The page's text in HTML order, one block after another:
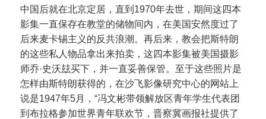
中国后就在北京定居，直到1970年去世，期间这四本
影集一直保存在教堂的储物间内，在美国安然度过了
后来麦卡锡主义的反共浪潮。再后来，教会把斯特朗
的这些私人物品拿出来拍卖，这四本影集被美国摄影
师乔·史沃玆买下，并一直妥善保管。至于这些照片是
怎样由斯特朗获得的，在沙飞影像研究中心的网站上
说是1947年5月，“冯文彬带领解放区青年学生代表团
到布拉格参加世界青年联欢节，晋察冀画报社提供了